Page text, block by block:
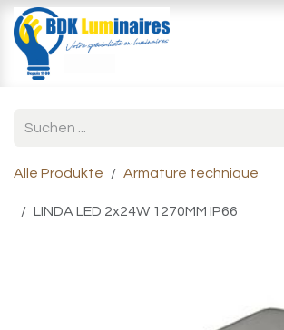
Zum Inhalt springen
Alle Produkte Armature technique
LINDA LED 2x24W 1270MM IP66